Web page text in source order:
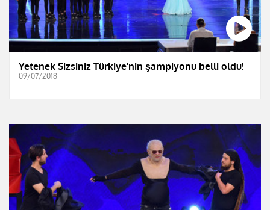
Yetenek Sizsiniz Türkiye'nin şampiyonu belli oldu!
09/07/2018